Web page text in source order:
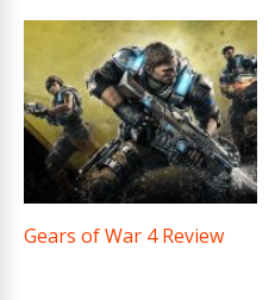
Gears of War 4 Review